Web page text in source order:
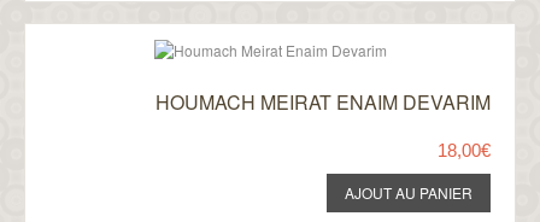
HOUMACH MEIRAT ENAIM DEVARIM
18,00€